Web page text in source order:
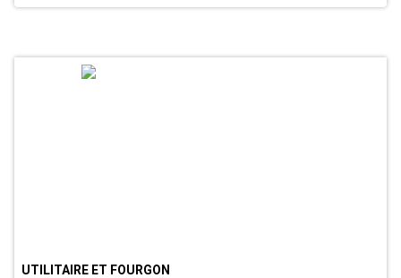
UTILITAIRE ET FOURGON